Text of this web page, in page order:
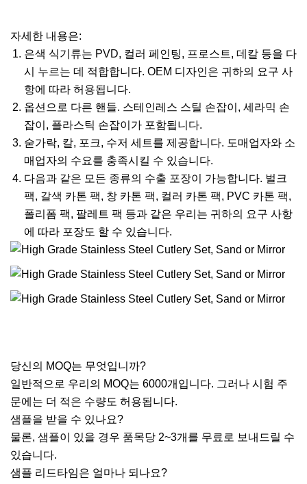
자세한 내용은:
은색 식기류는 PVD, 컬러 페인팅, 프로스트, 데칼 등을 다
시 누르는 데 적합합니다. OEM 디자인은 귀하의 요구 사
항에 따라 허용됩니다.
옵션으로 다른 핸들. 스테인레스 스틸 손잡이, 세라믹 손
잡이, 플라스틱 손잡이가 포함됩니다.
숟가락, 칼, 포크, 수저 세트를 제공합니다. 도매업자와 소
매업자의 수요를 충족시킬 수 있습니다.
다음과 같은 모든 종류의 수출 포장이 가능합니다. 벌크
팩, 갈색 카톤 팩, 창 카톤 팩, 컬러 카톤 팩, PVC 카톤 팩,
폴리폼 팩, 팔레트 팩 등과 같은 우리는 귀하의 요구 사항
에 따라 포장도 할 수 있습니다.
당신의 MOQ는 무엇입니까?
일반적으로 우리의 MOQ는 6000개입니다. 그러나 시험 주
문에는 더 적은 수량도 허용됩니다.
샘플을 받을 수 있나요?
물론, 샘플이 있을 경우 품목당 2~3개를 무료로 보내드릴 수
있습니다.
샘플 리드타임은 얼마나 되나요?